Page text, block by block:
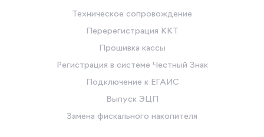
Техническое сопровождение
Перерегистрация ККТ
Прошивка кассы
Регистрация в системе Честный Знак
Подключение к ЕГАИС
Выпуск ЭЦП
Замена фискального накопителя